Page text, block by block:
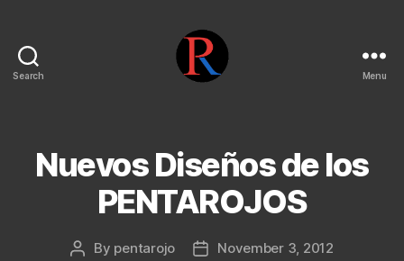
Search Menu
Nuevos Diseños de los
PENTAROJOS
Post
By pentarojo
PostNovember 3, 2012